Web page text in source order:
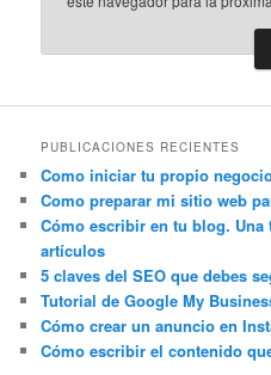
PUBLICACIONES RECIENTES
Como iniciar tu propio
Como preparar mi sitio web
Cómo escribir en tu blog.
artículos
5 claves del SEO que debes
Tutorial de Google My
Cómo crear un anuncio en
Cómo escribir el contenido